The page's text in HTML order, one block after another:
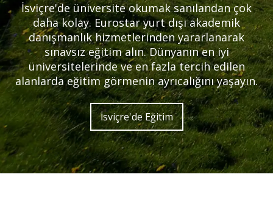
İsviçre'de üniversite okumak sanılandan çok
daha kolay. Eurostar yurt dışı akademik
danışmanlık hizmetlerinden yararlanarak
sınavsız eğitim alın. Dünyanın en iyi
üniversitelerinde ve en fazla tercih edilen
alanlarda eğitim görmenin ayrıcalığını yaşayın.
İsviçre'de Eğitim